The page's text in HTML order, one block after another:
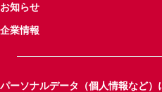
お知らせ
企業情報
パーソナルデータ（個人情報など）